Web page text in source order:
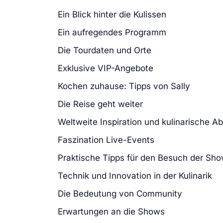
Ein Blick hinter die Kulissen
Ein aufregendes Programm
Die Tourdaten und Orte
Exklusive VIP-Angebote
Kochen zuhause: Tipps von Sally
Die Reise geht weiter
Weltweite Inspiration und kulinarische
Faszination Live-Events
Praktische Tipps für den Besuch der
Technik und Innovation in der Kulinarik
Die Bedeutung von Community
Erwartungen an die Shows